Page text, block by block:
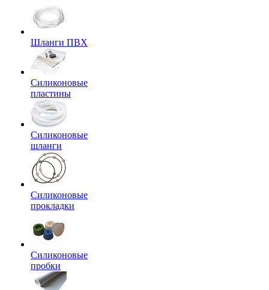
Шланги ПВХ
Силиконовые
пластины
Силиконовые
шланги
Силиконовые
прокладки
Силиконовые
пробки